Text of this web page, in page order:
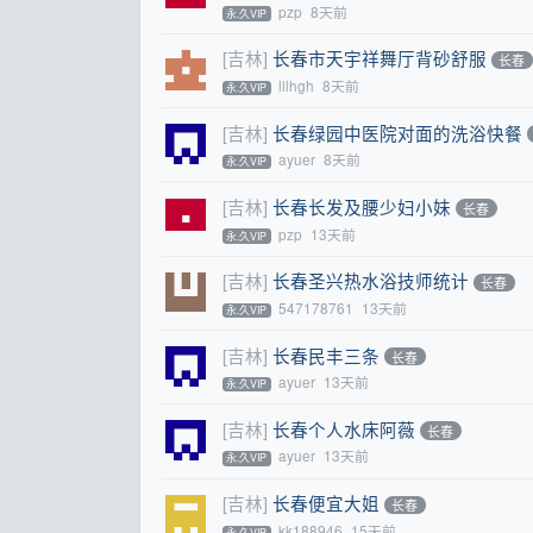
永.久VIP pzp 8天前
[吉林] 长春市天宇祥舞厅背砂舒服 长春
永.久VIP lllhgh 8天前
[吉林] 长春绿园中医院对面的洗浴快餐
永.久VIP ayuer 8天前
[吉林] 长春长发及腰少妇小妹 长春
永.久VIP pzp 13天前
[吉林] 长春圣兴热水浴技师统计 长春
永.久VIP 547178761 13天前
[吉林] 长春民丰三条 长春
永.久VIP ayuer 13天前
[吉林] 长春个人水床阿薇 长春
永.久VIP ayuer 13天前
[吉林] 长春便宜大姐 长春